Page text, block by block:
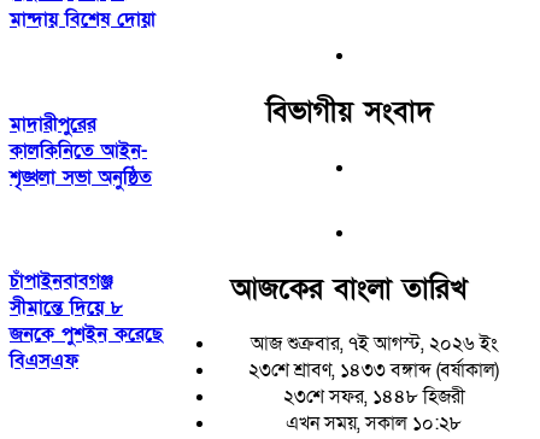
মান্দায় বিশেষ দোয়া
মাদারীপুরের
কালকিনিতে আইন-
শৃঙ্খলা সভা অনুষ্ঠিত
চাঁপাইনবাবগঞ্জ
সীমান্তে দিয়ে ৮
জনকে পুশইন করেছে
বিএসএফ
বিভাগীয় সংবাদ
আজকের বাংলা তারিখ
আজ শুক্রবার, ৭ই আগস্ট, ২০২৬ ইং
২৩শে শ্রাবণ, ১৪৩৩ বঙ্গাব্দ (বর্ষাকাল)
২৩শে সফর, ১৪৪৮ হিজরী
এখন সময়, সকাল ১০:২৮